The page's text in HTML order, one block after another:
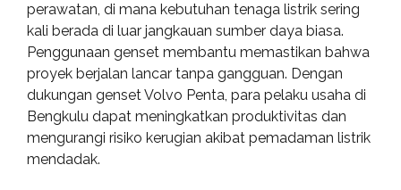
perawatan, di mana kebutuhan tenaga listrik sering
kali berada di luar jangkauan sumber daya biasa.
Penggunaan genset membantu memastikan bahwa
proyek berjalan lancar tanpa gangguan. Dengan
dukungan genset Volvo Penta, para pelaku usaha di
Bengkulu dapat meningkatkan produktivitas dan
mengurangi risiko kerugian akibat pemadaman listrik
mendadak.